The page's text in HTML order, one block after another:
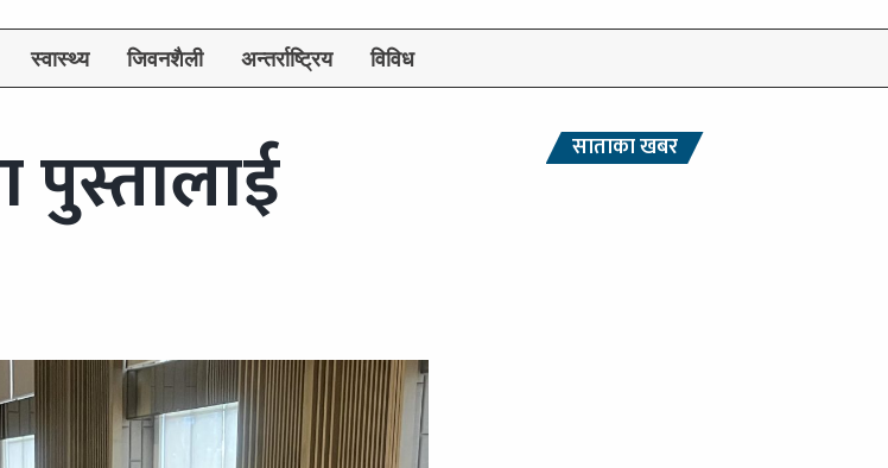
स्वास्थ्य जिवनशैली अन्तर्राष्ट्रिय विविध
पुस्तालाई साताका खबर